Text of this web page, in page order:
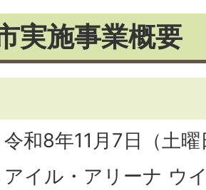
実施事業概要
和8年11月7日（土曜
アイル・アリーナ ウ